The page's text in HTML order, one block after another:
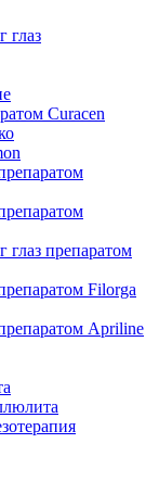
глаз
Curacen
глаз препаратом
Filorga
Apriline